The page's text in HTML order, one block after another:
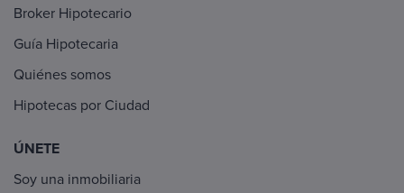
Broker Hipotecario
Guía Hipotecaria
Quiénes somos
Hipotecas por Ciudad
ÚNETE
Soy una inmobiliaria